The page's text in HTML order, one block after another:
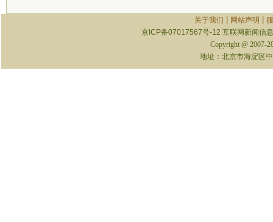
关于我们 网站声明
京ICP备07017567号-12 互联网新闻信
Copyright @ 2007-
地址：北京市海淀区